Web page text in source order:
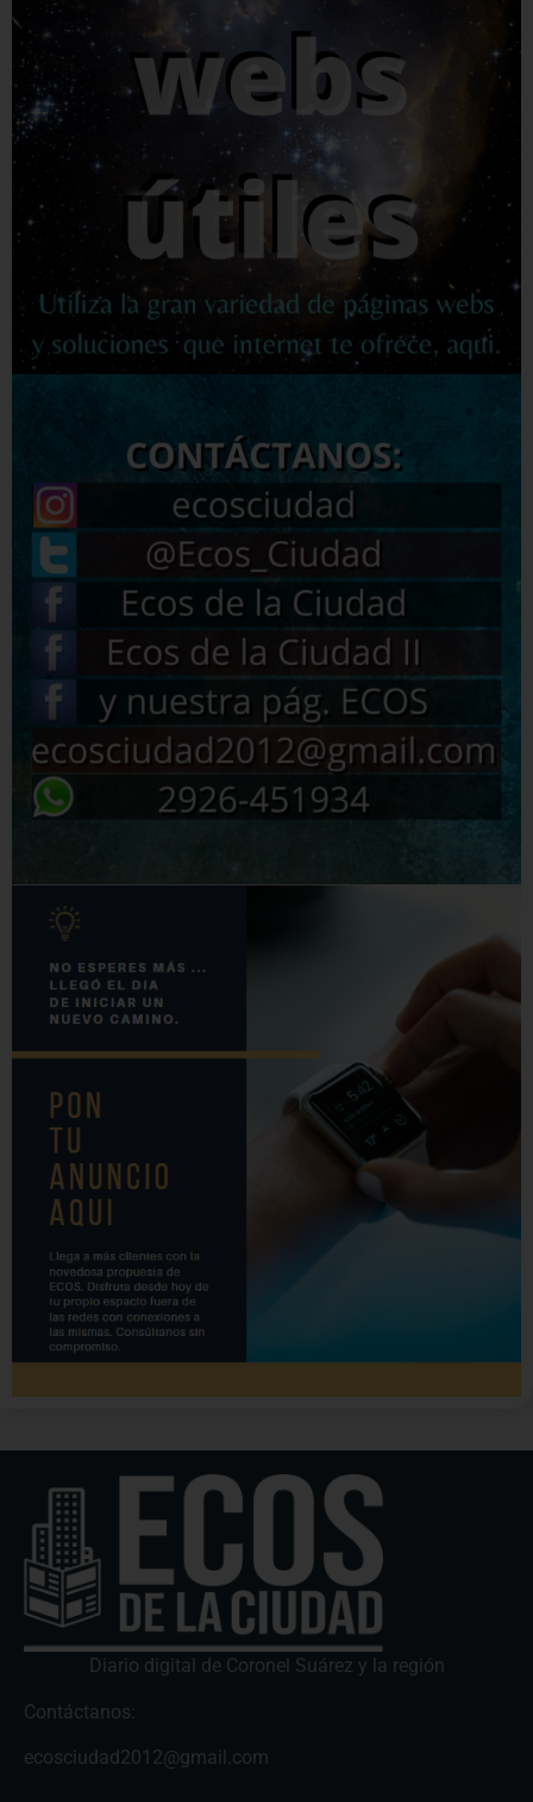
Diario digital de Coronel Suárez y la región
Contáctanos:
ecosciudad2012@gmail.com